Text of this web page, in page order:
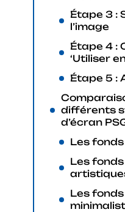
Étape 3 :
l’image
Étape 4 :
‘Utiliser
Étape 5 :
différents
d’écran
Les
Les fonds
Les fonds